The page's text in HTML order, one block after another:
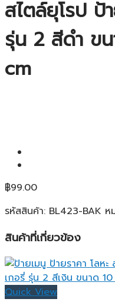
สไตล์ยุโรป ป้
รุ่น 2 สีดำ ข
cm
฿99.00
รหัสสินค้า: BL423-BAK ห
สินค้าที่เกี่ยวข้อง
Quick View